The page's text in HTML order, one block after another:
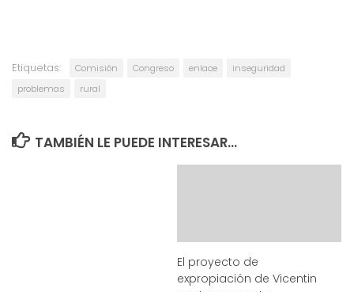
Etiquetas: Comisión Congreso enlace
inseguridad
problemas
rural
TAMBIÉN LE PUEDE INTERESAR...
El proyecto de
expropiación de Vicentin